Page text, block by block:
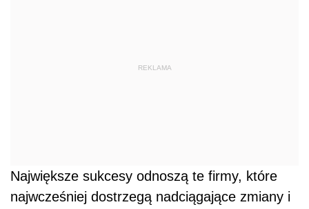
REKLAMA
Największe sukcesy odnoszą te firmy, które
najwcześniej dostrzegą nadciągające zmiany i